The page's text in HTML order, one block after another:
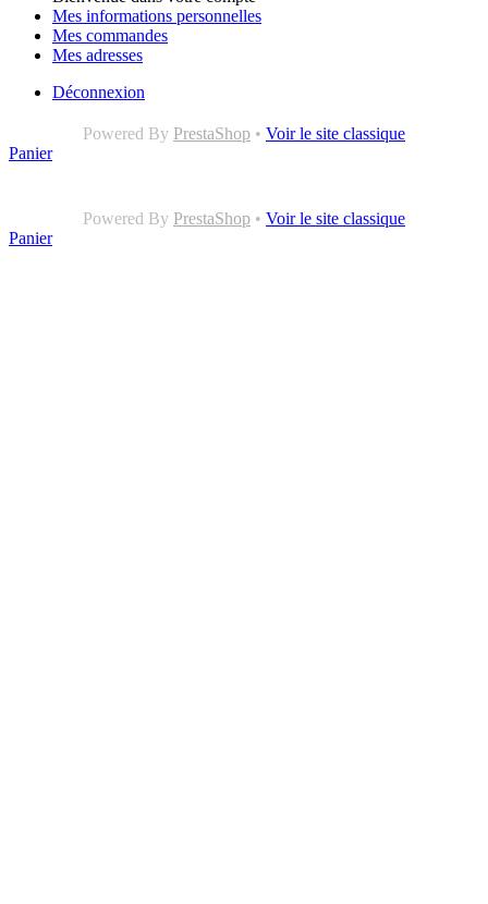
Mes informations personnelles
Mes commandes
Mes adresses
Déconnexion
Powered By PrestaShop • Voir le site classique
Panier
Powered By PrestaShop • Voir le site classique
Panier